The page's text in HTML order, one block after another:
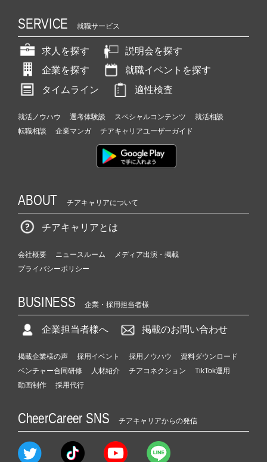
SERVICE 就職サービス
求人を探す
説明会を探す
企業を探す
就職イベントを探す
タイムライン
適性検査
就活ノウハウ 選考体験談 スペシャルコンテンツ
就活相談
転職相談
企業マンガ チアキャリアユーザーガイド
ABOUT チアキャリアについて
チアキャリアとは
会社概要 ニュースルーム
メディア出演・掲載
プライバシーポリシー
BUSINESS 企業・採用担当者様
企業担当者様へ 掲載のお問い合わせ
掲載企業様の声 採用イベント 採用ノウハウ
資料ダウンロード
ベンチャー合同研修
人材紹介 チアコネクション
TikTok運用
動画制作
採用代行
CheerCareer SNS チアキャリアからの発信